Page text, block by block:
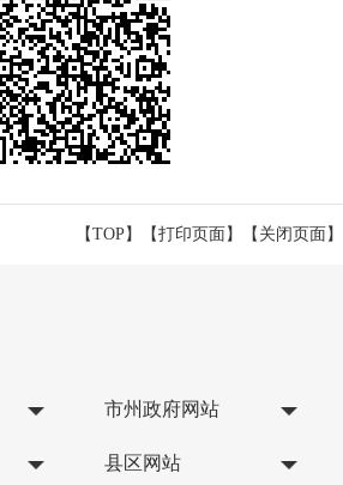
【TOP】 【打印页面】【 关闭页面】
市州政府网站
县区网站